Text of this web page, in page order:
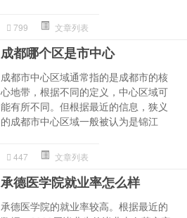
799 文章列表
成都哪个区是市中心
成都市中心区域通常指的是成都市的核
心地带，根据不同的定义，中心区域可
能有所不同。但根据最近的信息，狭义
的成都市中心区域一般被认为是锦江
447 文章列表
承德医学院就业率怎么样
承德医学院的就业率较高。根据最近的